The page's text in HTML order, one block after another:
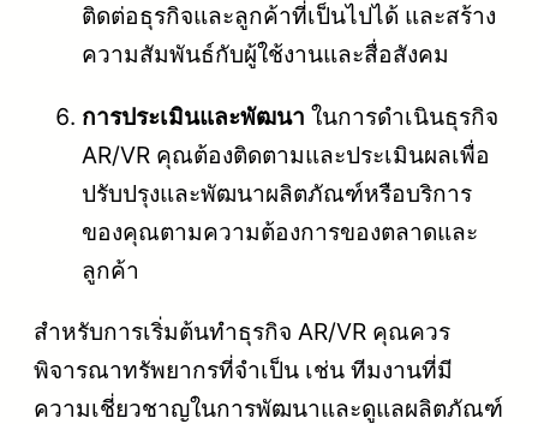
ติดต่อธุรกิจและลูกค้าที่เป็นไปได้ และสร้าง
ความสัมพันธ์กับผู้ใช้งานและสื่อสังคม
การประเมินและพัฒนา ในการดำเนินธุรกิจ
AR/VR คุณต้องติดตามและประเมินผลเพื่อ
ปรับปรุงและพัฒนาผลิตภัณฑ์หรือบริการ
ของคุณตามความต้องการของตลาดและ
ลูกค้า
สำหรับการเริ่มต้นทำธุรกิจ AR/VR คุณควร
พิจารณาทรัพยากรที่จำเป็น เช่น ทีมงานที่มี
ความเชี่ยวชาญในการพัฒนาและดูแลผลิตภัณฑ์